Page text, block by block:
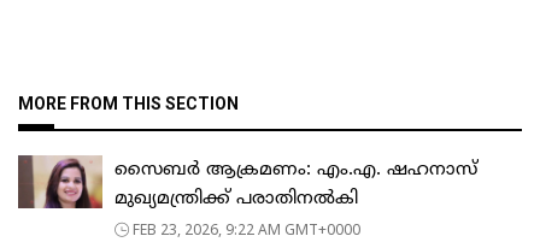
MORE FROM THIS SECTION
സൈബർ ആക്രമണം: എം.എ. ഷഹനാസ്
മുഖ്യമന്ത്രിക്ക് പരാതിനൽകി
FEB 23, 2026, 9:22 AM GMT+0000